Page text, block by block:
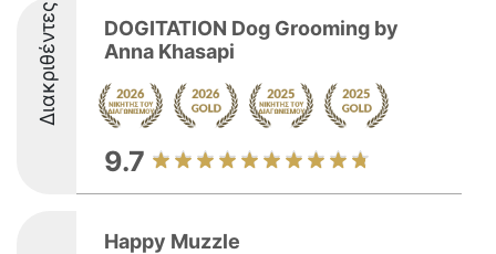
Διακριθέντες
DOGITATION Dog Grooming by
Anna Khasapi
9.7
Happy Μuzzle